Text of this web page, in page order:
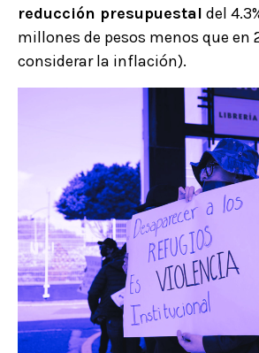
reducción presupuestal del
millones de pesos menos que en
considerar la inflación).